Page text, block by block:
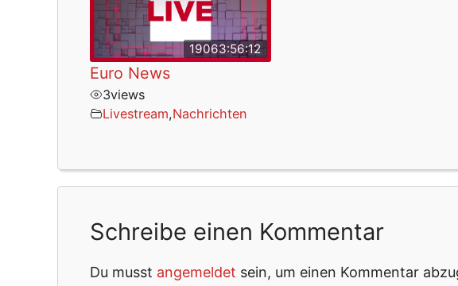
19063:56:12
Euro News
3views
Livestream,Nachrichten
Schreibe einen Kommentar
Du musst angemeldet sein, um einen Kommentar